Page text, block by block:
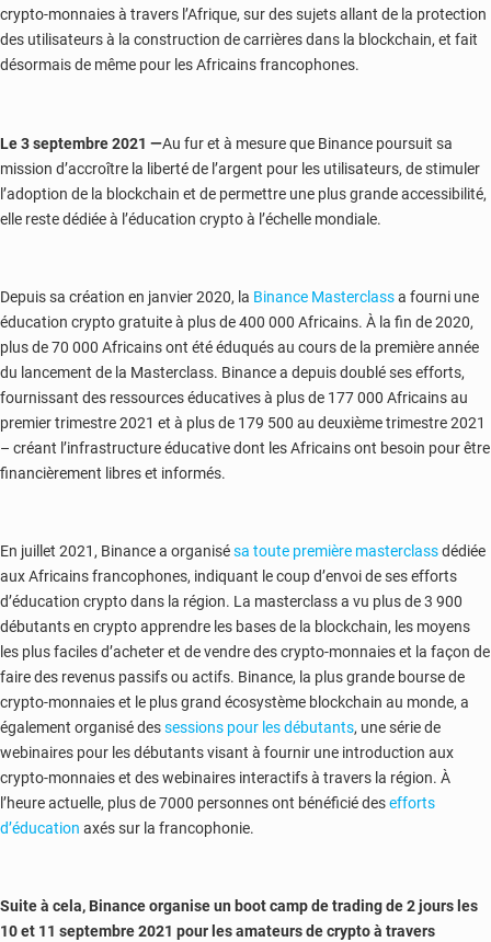
crypto-monnaies à travers l’Afrique, sur des sujets allant de la protection
des utilisateurs à la construction de carrières dans la blockchain, et fait
désormais de même pour les Africains francophones.
Le 3 septembre 2021 —Au fur et à mesure que Binance poursuit sa
mission d’accroître la liberté de l’argent pour les utilisateurs, de stimuler
l’adoption de la blockchain et de permettre une plus grande accessibilité,
elle reste dédiée à l’éducation crypto à l’échelle mondiale.
Depuis sa création en janvier 2020, la Binance Masterclassa fourni une
éducation crypto gratuite à plus de 400 000 Africains. À la fin de 2020,
plus de 70 000 Africains ont été éduqués au cours de la première année
du lancement de la Masterclass. Binance a depuis doublé ses efforts,
fournissant des ressources éducatives à plus de 177 000 Africains au
premier trimestre 2021 et à plus de 179 500 au deuxième trimestre 2021
– créant l’infrastructure éducative dont les Africains ont besoin pour être
financièrement libres et informés.
En juillet 2021, Binance a organisésa toute première masterclassdédiée
aux Africains francophones, indiquant le coup d’envoi de ses efforts
d’éducation crypto dans la région. La masterclass a vu plus de 3 900
débutants en crypto apprendre les bases de la blockchain, les moyens
les plus faciles d’acheter et de vendre des crypto-monnaies et la façon de
faire des revenus passifs ou actifs. Binance, la plus grande bourse de
crypto-monnaies et le plus grand écosystème blockchain au monde, a
également organisé dessessions pour les débutants, une série de
webinaires pour les débutants visant à fournir une introduction aux
crypto-monnaies et des webinaires interactifs à travers la région. À
l’heure actuelle, plus de 7000 personnes ont bénéficié desefforts
d’éducation axés sur la francophonie.
Suite à cela, Binance organise un boot camp de trading de 2 jours les
10 et 11 septembre 2021 pour les amateurs de crypto à travers